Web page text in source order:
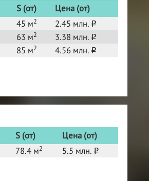
S (от)
Цена (от)
45 м2 2.45 млн. o
63 м2 3.38 млн. o
85 м2 4.56 млн. o
S (от)
Цена (от)
78.4 м2 5.5 млн. o